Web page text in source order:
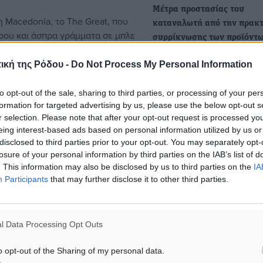
της Ρόδου - Do Not Process My Personal Information
opt-out of the sale, sharing to third parties, or processing of your
for targeted advertising by us, please use the below opt-out
selection. Please note that after your opt-out request is processed
interest-based ads based on personal information utilized by us
to third parties prior to your opt-out. You may separately
of your personal information by third parties on the IAB’s list of
This information may also be disclosed by us to third parties on the
Participants that may further disclose it to other third parties.
Data Processing Opt Outs
opt-out of the Sharing of my personal data.
Macedonia, το The Great, που
και άσπρα γράμματα σε μπλε
Συμφωνία των Πρεσπών, ο
χαρακτήρισε, προσθέτοντας
συναντήσαμε τον τότε
μας αφουγκράστηκε».
παρουσία του
στηΘεσσαλονίκηγια να
Μέτρα προστασίας του
καταναλωτή από την
συρρίκνωσης των
Δημήτρης…
την αντιμετώπιση
πρακτικών που
στις περισσότερες χώρες
ΕΕ, μείωσης της ποσότητας
προϊόντων ενώ…
διακίνηση όλων των
μπαίνει η διακίνηση